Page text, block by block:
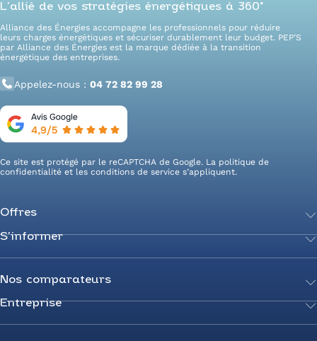
L’allié de vos stratégies énergétiques à 360°
Alliance des Énergies accompagne les professionnels pour réduire
leurs charges énergétiques et sécuriser durablement leur budget. PEP’S
par Alliance des Énergies est la marque dédiée à la transition
énergétique des entreprises.
Appelez-nous : 04 72 82 99 28
Ce site est protégé par le reCAPTCHA de Google. La politique de
confidentialité et les conditions de service s’appliquent.
Offres
Achetez votre énergie
Transition énergétique
Secteurs d’expertise
Optimisez vos taxes et compteurs
Mix énergie
S’informer
Actualités
Guides de l’énergie
Livres blancs
Nos comparateurs
Comparateur Électricité
Comparateur Gaz
Entreprise
Nous rejoindre